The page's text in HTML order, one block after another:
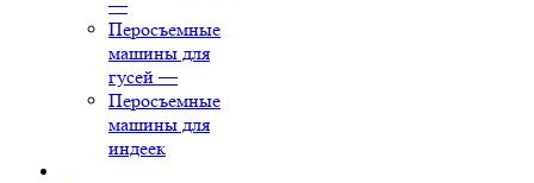
—
Перосъемные
машины для
гусей —
Перосъемные
машины для
индеек